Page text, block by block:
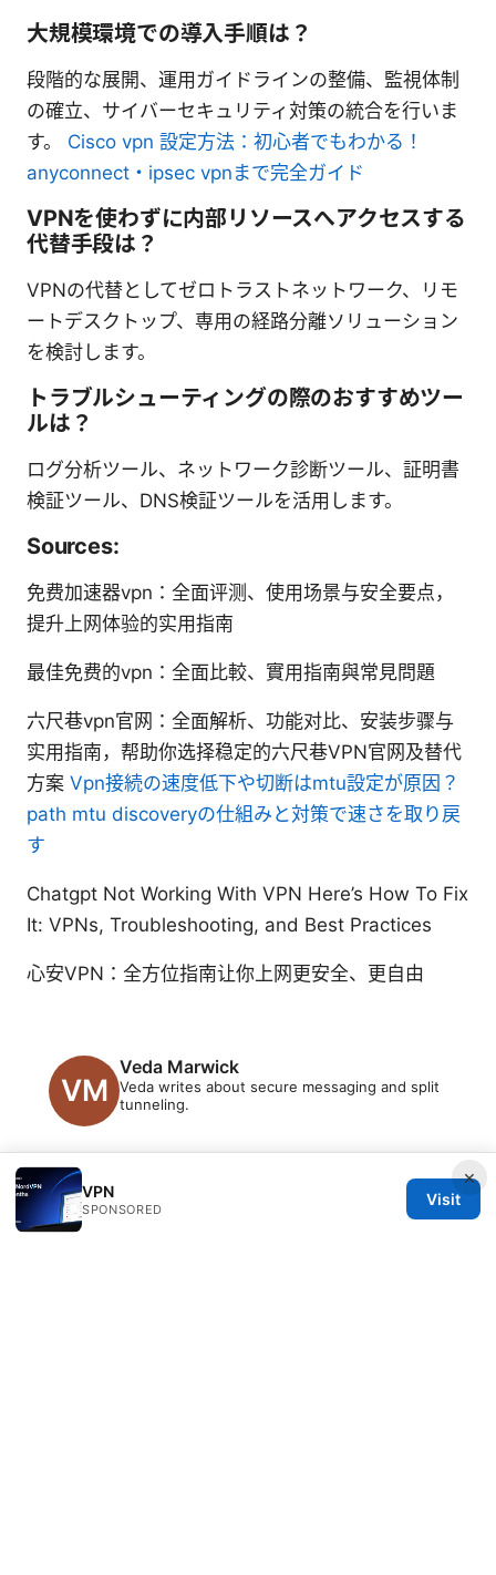
大規模環境での導入手順は？
段階的な展開、運用ガイドラインの整備、監視体制
の確立、サイバーセキュリティ対策の統合を行いま
す。 Cisco vpn 設定方法：初心者でもわかる！
anyconnect・ipsec vpnまで完全ガイド
VPNを使わずに内部リソースへアクセスする
代替手段は？
VPNの代替としてゼロトラストネットワーク、リモ
ートデスクトップ、専用の経路分離ソリューション
を検討します。
トラブルシューティングの際のおすすめツー
ルは？
ログ分析ツール、ネットワーク診断ツール、証明書
検証ツール、DNS検証ツールを活用します。
Sources:
免费加速器vpn：全面评测、使用场景与安全要点，
提升上网体验的实用指南
最佳免费的vpn：全面比較、實用指南與常見問題
六尺巷vpn官网：全面解析、功能对比、安装步骤与
实用指南，帮助你选择稳定的六尺巷VPN官网及替代
方案 Vpn接続の速度低下や切断はmtu設定が原因？
path mtu discoveryの仕組みと対策で速さを取り戻
す
Chatgpt Not Working With VPN Here’s How To Fix
It: VPNs, Troubleshooting, and Best Practices
心安VPN：全方位指南让你上网更安全、更自由
Veda Marwick
Veda writes about secure messaging and split
tunneling.
×
VPN
SPONSORED
Visit